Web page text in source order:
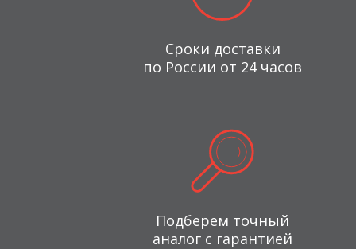
Сроки доставки
по России от 24 часов
Подберем точный
аналог с гарантией